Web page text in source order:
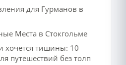
для Гурманов в
Места в Стокгольме
хочется тишины: 10
путешествий без толп